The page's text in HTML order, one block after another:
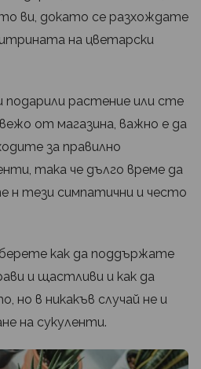
ви, докато се разхождате
на цветарски
подарили растение или сте
от магазина, важно е да
за правилно
така че дълго време да
н тези симпатични и често
как да поддържате
и щастливи и как да
но в никакъв случай не и
на сукуленти.